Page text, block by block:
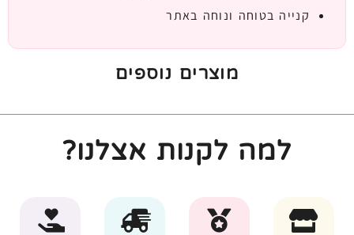
קנייה בטוחה ונוחה באתר
מוצרים נוספים
למה לקנות אצלנו?